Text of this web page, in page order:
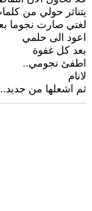
يتناثر حولي من
لغتي صارت نجوما
اعود الى حلمي
بعد كل غفوة
اطفئ نجومي..
لانام
ثم اشعلها من جديد..